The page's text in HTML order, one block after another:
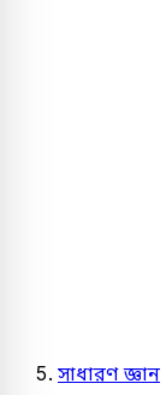
সাধারণ জ্ঞান